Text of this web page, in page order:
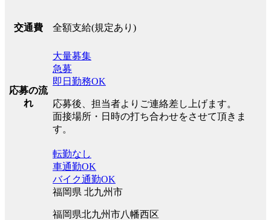
交通費 全額支給(規定あり)
応募の流
れ
大量募集
急募
即日勤務OK
応募後、担当者よりご連絡差し上げます。
面接場所・日時の打ち合わせをさせて頂きま
す。
転勤なし
車通勤OK
バイク通勤OK
福岡県 北九州市
福岡県北九州市八幡西区